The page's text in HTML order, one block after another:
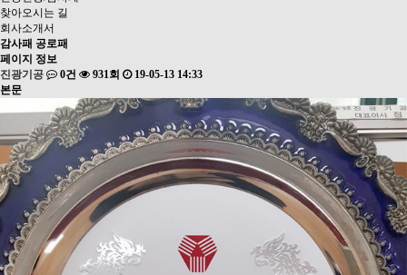
찾아오시는 길
회사소개서
감사패 공로패
페이지 정보
진광기공
0건 931회
19-05-13 14:33
본문